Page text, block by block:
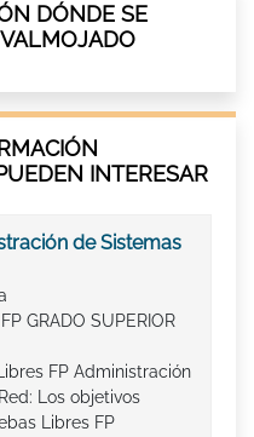
DÓNDE SE
INTERESAR
de Sistemas
GRADO SUPERIOR
FP Administración
Los objetivos
Libres FP